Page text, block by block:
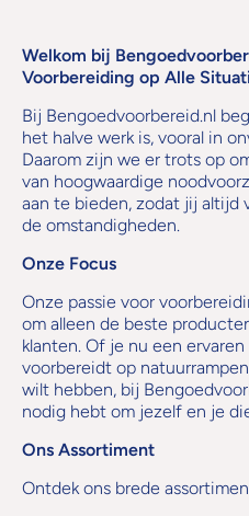
Welkom bij
Voorbereiding op Alle
Bij Bengoedvoorbereid.nl
het halve werk is, vooral in
Daarom zijn we er trots op
van hoogwaardige
aan te bieden, zodat jij altijd
de omstandigheden.
Onze Focus
Onze passie voor
om alleen de beste
klanten. Of je nu een
voorbereidt op
wilt hebben, bij
nodig hebt om jezelf en je
Ons Assortiment
Ontdek ons brede